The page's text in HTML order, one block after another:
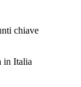
chiave
in Italia